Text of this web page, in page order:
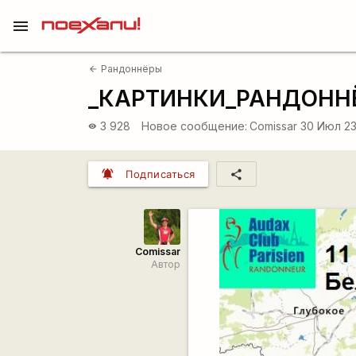
menu
arrow_back Рандоннёры
visibility 3 928 Новое сообщение: Comissar 30 Июл
notifications_active Подписаться share
Comissar
Автор